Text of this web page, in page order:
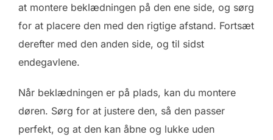
at montere beklædningen på den ene side, og sørg
for at placere den med den rigtige afstand. Fortsæt
derefter med den anden side, og til sidst
endegavlene.
Når beklædningen er på plads, kan du montere
døren. Sørg for at justere den, så den passer
perfekt, og at den kan åbne og lukke uden